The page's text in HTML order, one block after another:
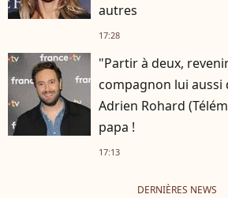
autres
17:28
"Partir à deux,
compagnon lui aussi
Adrien Rohard
papa !
17:13
DERNIÈRES NEWS